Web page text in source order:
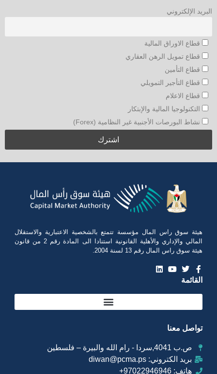
البريد الإلكتروني
قطاع الاوراق المالية
قطاع تمويل الرهن العقاري
قطاع التأمين
قطاع التأجير التمويلي
قطاع الاعلام
التكنولوجيا المالية والإبتكار
نشاط البورصات الأجنبية غير النظامية (Forex)
هيئة سوق راس المال مؤسسة تتمتع بالشخصية الاعتبارية والاستقلال
المالي والإداري والأهلية القانونية استنادا الى المادة رقم 2 من قانون
هيئة سوق راس المال رقم 13 لسنة 2004.
القائمة
تواصل معنا
ص.ب 4041,سردا - رام الله والبيرة – فلسطين
بريد الكتروني: diwan@pcma.ps
هاتف: 97022946946+